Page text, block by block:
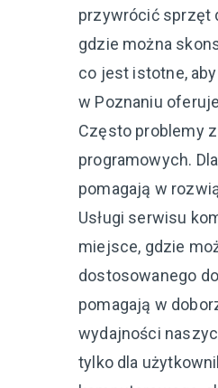
przywrócić sprzęt
gdzie można
co jest istotne,
w Poznaniu
Często problemy
programowych.
pomagają w
Usługi serwisu
miejsce, gdzie
dostosowanego
pomagają w
wydajności
tylko dla